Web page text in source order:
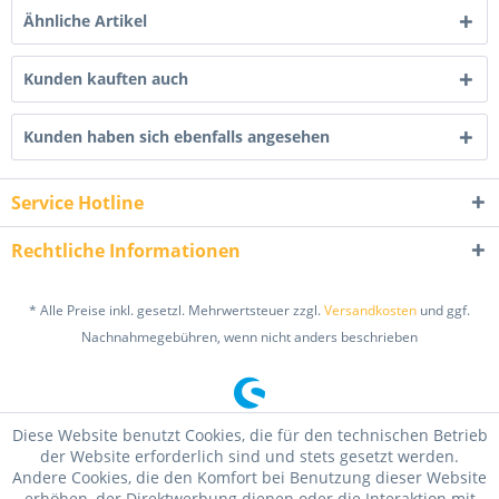
Ähnliche Artikel
Kunden kauften auch
Kunden haben sich ebenfalls angesehen
Service Hotline
Rechtliche Informationen
* Alle Preise inkl. gesetzl. Mehrwertsteuer zzgl.Versandkosten und ggf.
Nachnahmegebühren, wenn nicht anders beschrieben
Diese Website benutzt Cookies, die für den technischen Betrieb
der Website erforderlich sind und stets gesetzt werden.
Andere Cookies, die den Komfort bei Benutzung dieser Website